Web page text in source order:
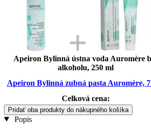
Apeiron Bylinná ústna voda Auromère
alkoholu, 250 ml
Apeiron Bylinná zubná pasta Auromère,
Celková cena:
Pridať oba produkty do nákupného košíka
Popis